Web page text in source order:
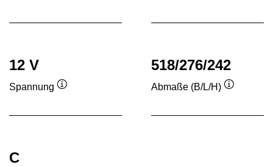
12 V
Spannung
518/276/242
Abmaße (B/L/H)
C